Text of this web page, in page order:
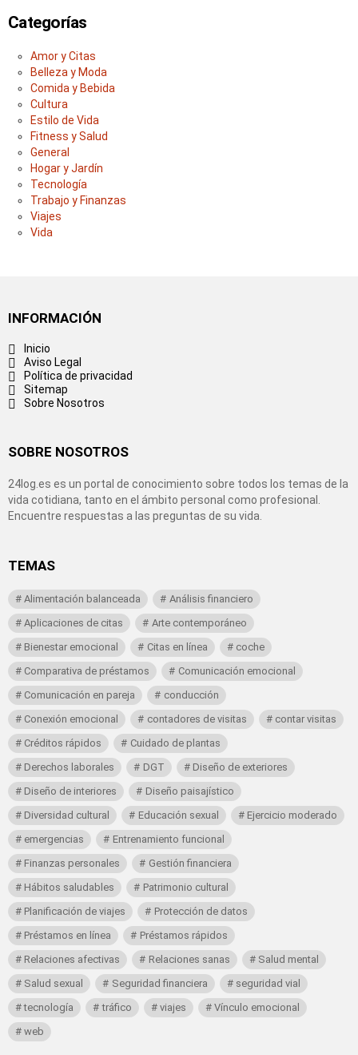
Categorías
Amor y Citas
Belleza y Moda
Comida y Bebida
Cultura
Estilo de Vida
Fitness y Salud
General
Hogar y Jardín
Tecnología
Trabajo y Finanzas
Viajes
Vida
INFORMACIÓN
Inicio
Aviso Legal
Política de privacidad
Sitemap
Sobre Nosotros
SOBRE NOSOTROS
24log.es es un portal de conocimiento sobre todos los temas de la
vida cotidiana, tanto en el ámbito personal como profesional.
Encuentre respuestas a las preguntas de su vida.
TEMAS
Alimentación balanceada
Análisis financiero
Aplicaciones de citas
Arte contemporáneo
Bienestar emocional
Citas en línea
coche
Comparativa de préstamos
Comunicación emocional
Comunicación en pareja
conducción
Conexión emocional
contadores de visitas
contar visitas
Créditos rápidos
Cuidado de plantas
Derechos laborales
DGT
Diseño de exteriores
Diseño de interiores
Diseño paisajístico
Diversidad cultural
Educación sexual
Ejercicio moderado
emergencias
Entrenamiento funcional
Finanzas personales
Gestión financiera
Hábitos saludables
Patrimonio cultural
Planificación de viajes
Protección de datos
Préstamos en línea
Préstamos rápidos
Relaciones afectivas
Relaciones sanas
Salud mental
Salud sexual
Seguridad financiera
seguridad vial
tecnología
tráfico viajes
Vínculo emocional
web